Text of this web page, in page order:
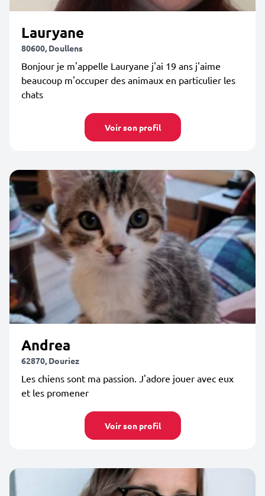
Lauryane
80600, Doullens
Bonjour je m'appelle Lauryane j'ai 19 ans j'aime
beaucoup m'occuper des animaux en particulier les
chats
Voir son profil
Andrea
62870, Douriez
Les chiens sont ma passion. J'adore jouer avec eux
et les promener
Voir son profil